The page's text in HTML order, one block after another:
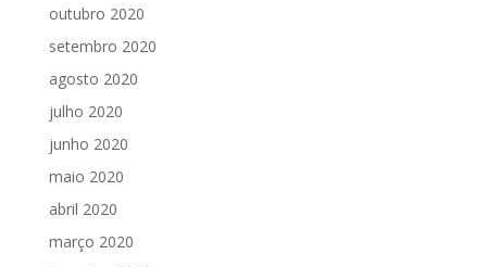
outubro 2020
setembro 2020
agosto 2020
julho 2020
junho 2020
maio 2020
abril 2020
março 2020